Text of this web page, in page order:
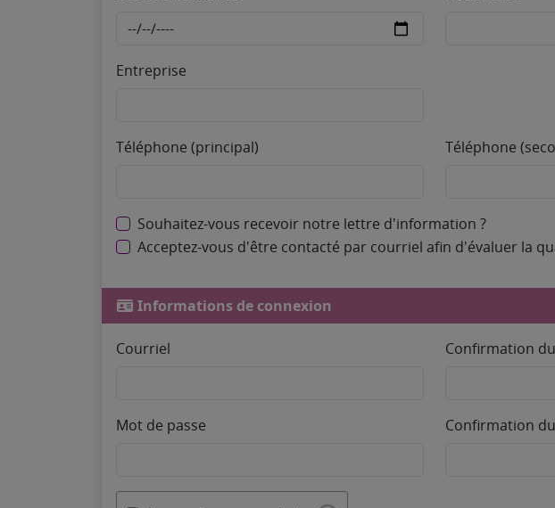
Entreprise
Téléphone (principal) Téléphone
Souhaitez-vous recevoir notre lettre d'information ?
Acceptez-vous d'être contacté par courriel afin d'évaluer la
Informations de connexion
Courriel Confirmation
Mot de passe Confirmation